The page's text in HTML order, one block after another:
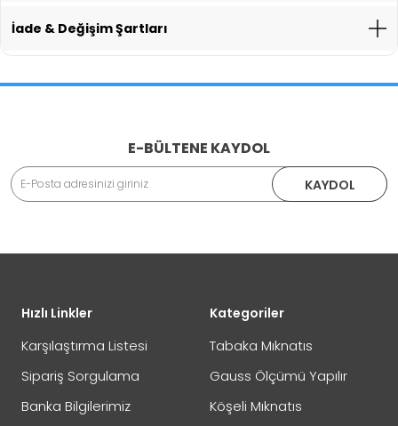
Adınız Soyadınız
Yorumunuz
Not:HTML'e dönüştürülmez!
İade & Değişim Şartları
İade veya Değişim İşlemini Nasıl Yapabilirim?
DEĞİŞİM
E-BÜLTENE KAYDOL
KAYDOL
Hızlı Linkler
Karşılaştırma Listesi
Sipariş Sorgulama
Banka Bilgilerimiz
Kategoriler
Tabaka Mıknatıs
Gauss Ölçümü Yapılır
Köşeli Mıknatıs